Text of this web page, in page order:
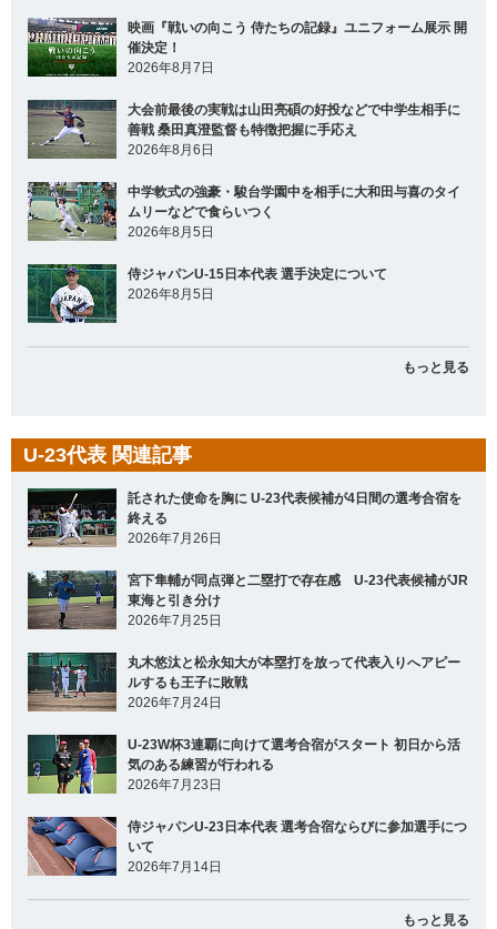
映画『戦いの向こう 侍たちの記録』ユニフォーム展示 開
催決定！
2026年8月7日
大会前最後の実戦は山田亮碩の好投などで中学生相手に
善戦 桑田真澄監督も特徴把握に手応え
2026年8月6日
中学軟式の強豪・駿台学園中を相手に大和田与喜のタイ
ムリーなどで食らいつく
2026年8月5日
侍ジャパンU-15日本代表 選手決定について
2026年8月5日
もっと見る
U-23代表 関連記事
託された使命を胸に U-23代表候補が4日間の選考合宿を
終える
2026年7月26日
宮下隼輔が同点弾と二塁打で存在感 U-23代表候補がJR
東海と引き分け
2026年7月25日
丸木悠汰と松永知大が本塁打を放って代表入りへアピー
ルするも王子に敗戦
2026年7月24日
U-23W杯3連覇に向けて選考合宿がスタート 初日から活
気のある練習が行われる
2026年7月23日
侍ジャパンU-23日本代表 選考合宿ならびに参加選手につ
いて
2026年7月14日
もっと見る